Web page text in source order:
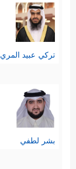
تركي عبيد المري
بشر لطفي